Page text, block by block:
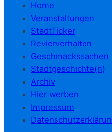
Home
Veranstaltungen
StadtTicker
Revierverhalten
Geschmackssachen
Stadtgeschichte(n)
Archiv
Hier werben
Impressum